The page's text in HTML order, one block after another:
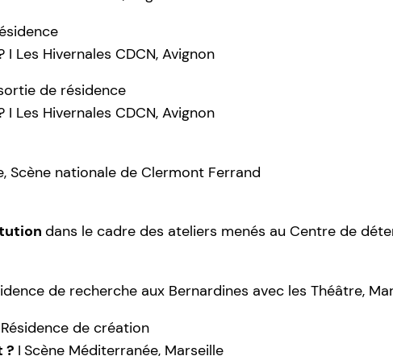
I Les Hivernales CDCN, Avignon
de résidence
I Les Hivernales CDCN, Avignon
Scène nationale de Clermont Ferrand
dans le cadre des ateliers menés au Centre de
de recherche aux Bernardines avec les Théâtre,
de création
? I Scène Méditerranée, Marseille